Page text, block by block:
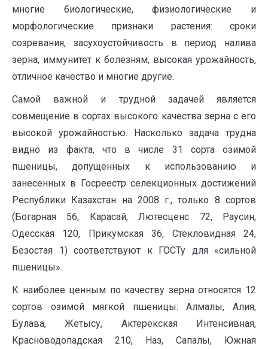
многие биологические, физиологические и
морфологические признаки растения: сроки
созревания, засухоустойчивость в период налива
зерна, иммунитет к болезням, высокая урожайность,
отличное качество и многие другие.
Самой важной и трудной задачей является
совмещение в сортах высокого качества зерна с его
высокой урожайностью. Насколько задача трудна
видно из факта, что в числе 31 сорта озимой
пшеницы, допущенных к использованию и
занесенных в Госреестр селекционных достижений
Республики Казахстан на 2008 г., только 8 сортов
(Богарная 56, Карасай, Лютесценс 72, Раусин,
Одесская 120, Прикумская 36, Стекловидная 24,
Безостая 1) соответствуют к ГОСТу для «сильной
пшеницы».
К наиболее ценным по качеству зерна относятся 12
сортов озимой мягкой пшеницы: Алмалы, Алия,
Булава, Жетысу, Актерекская Интенсивная,
Красноводопадская 210, Наз, Сапалы, Южная